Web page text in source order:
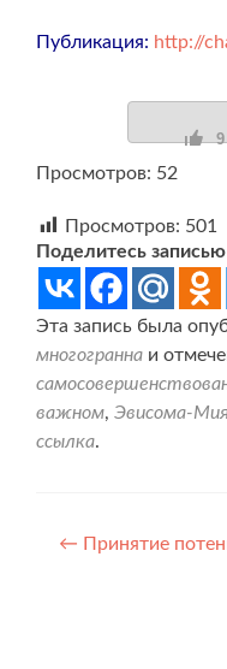
Публикация: http://
9
Просмотров: 52
Просмотров: 501
Поделитесь
Эта запись была
многогранна и
важном, Эвисома-
ссылка.
Навигация
← Принятие